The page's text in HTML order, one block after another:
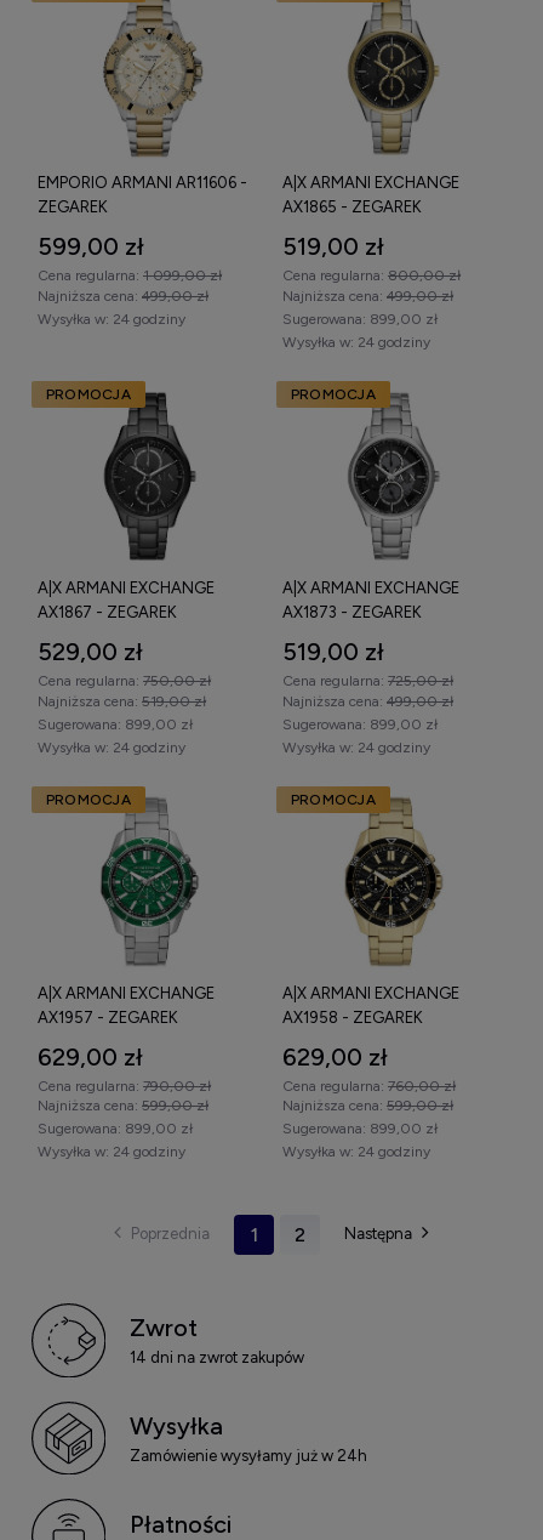
EMPORIO ARMANI AR11606 -
ZEGAREK
599,00 zł
Cena regularna: 1 099,00 zł
Najniższa cena: 499,00 zł
Wysyłka w: 24 godziny
A|X ARMANI EXCHANGE
AX1865 - ZEGAREK
519,00 zł
Cena regularna: 800,00 zł
Najniższa cena: 499,00 zł
Wysyłka w: 24 godziny
Sugerowana: 899,00 zł
A|X ARMANI EXCHANGE
AX1867 - ZEGAREK
529,00 zł
Cena regularna: 750,00 zł
Najniższa cena: 519,00 zł
Wysyłka w: 24 godziny
Sugerowana: 899,00 zł
PROMOCJA
A|X ARMANI EXCHANGE
AX1873 - ZEGAREK
519,00 zł
Cena regularna: 725,00 zł
Najniższa cena: 499,00 zł
Wysyłka w: 24 godziny
Sugerowana: 899,00 zł
PROMOCJA
A|X ARMANI EXCHANGE
AX1957 - ZEGAREK
629,00 zł
Cena regularna: 790,00 zł
Najniższa cena: 599,00 zł
Wysyłka w: 24 godziny
Sugerowana: 899,00 zł
PROMOCJA
A|X ARMANI EXCHANGE
AX1958 - ZEGAREK
629,00 zł
Cena regularna: 760,00 zł
Najniższa cena: 599,00 zł
Wysyłka w: 24 godziny
Sugerowana: 899,00 zł
PROMOCJA
1 2
Zwrot
14 dni na zwrot zakupów
Wysyłka
Zamówienie wysyłamy już w 24h
Płatności